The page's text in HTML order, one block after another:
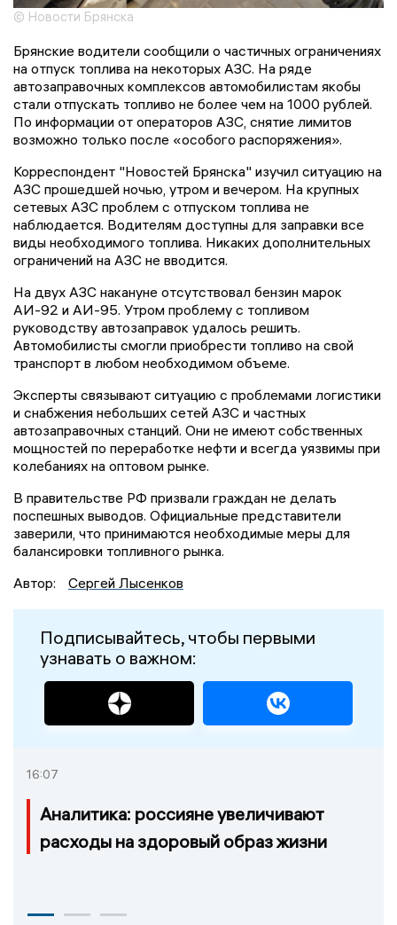
© Новости Брянска
Брянские водители сообщили о частичных ограничениях
на отпуск топлива на некоторых АЗС. На ряде
автозаправочных комплексов автомобилистам якобы
стали отпускать топливо не более чем на 1000 рублей.
По информации от операторов АЗС, снятие лимитов
возможно только после «особого распоряжения».
Корреспондент "Новостей Брянска" изучил ситуацию на
АЗС прошедшей ночью, утром и вечером. На крупных
сетевых АЗС проблем с отпуском топлива не
наблюдается. Водителям доступны для заправки все
виды необходимого топлива. Никаких дополнительных
ограничений на АЗС не вводится.
На двух АЗС накануне отсутствовал бензин марок
АИ-92 и АИ-95. Утром проблему с топливом
руководству автозаправок удалось решить.
Автомобилисты смогли приобрести топливо на свой
транспорт в любом необходимом объеме.
Эксперты связывают ситуацию с проблемами логистики
и снабжения небольших сетей АЗС и частных
автозаправочных станций. Они не имеют собственных
мощностей по переработке нефти и всегда уязвимы при
колебаниях на оптовом рынке.
В правительстве РФ призвали граждан не делать
поспешных выводов. Официальные представители
заверили, что принимаются необходимые меры для
балансировки топливного рынка.
Автор:
Сергей Лысенков
Подписывайтесь, чтобы первыми
узнавать о важном:
16:07
Аналитика: россияне увеличивают
расходы на здоровый образ жизни